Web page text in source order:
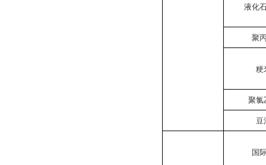
液化
聚
粳
聚氯
豆
国